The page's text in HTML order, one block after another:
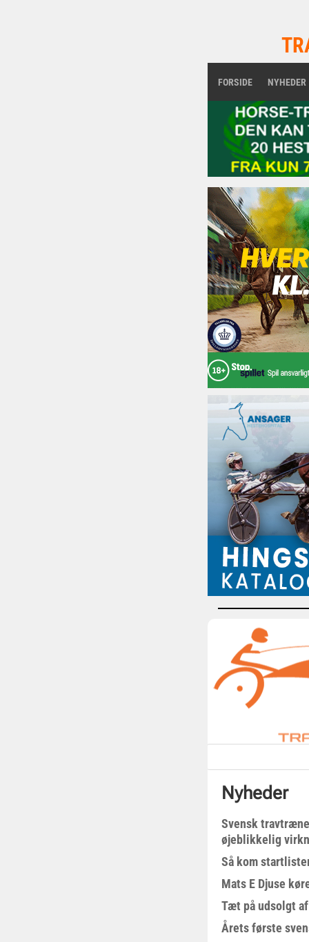
FORSIDE NYHEDER
Nyheder
Svensk
øjeblikkelig
Så kom
Mats E Djuse
Tæt på udsolgt
Årets første